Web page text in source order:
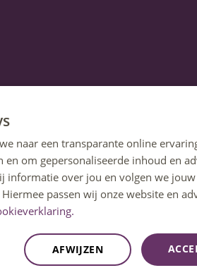
naar een transparante online
om gepersonaliseerde inhoud en
informatie over jou en volgen we jouw
passen wij onze website en
AFWIJZEN